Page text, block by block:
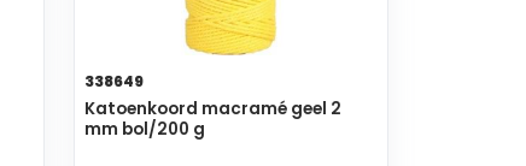
338649
Katoenkoord macramé geel 2
mm bol/200 g